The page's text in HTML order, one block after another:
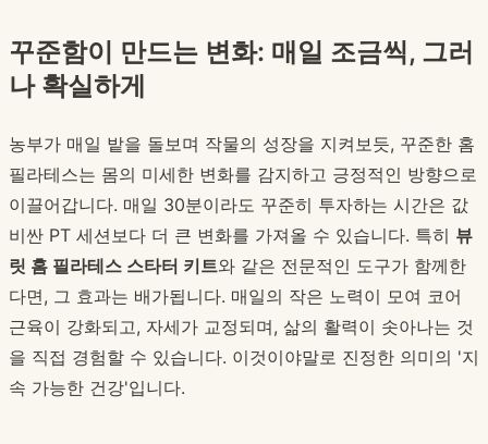
꾸준함이 만드는 변화: 매일 조금씩, 그러
나 확실하게
농부가 매일 밭을 돌보며 작물의 성장을 지켜보듯, 꾸준한 홈
필라테스는 몸의 미세한 변화를 감지하고 긍정적인 방향으로
이끌어갑니다. 매일 30분이라도 꾸준히 투자하는 시간은 값
비싼 PT 세션보다 더 큰 변화를 가져올 수 있습니다. 특히 뷰
릿 홈 필라테스 스타터 키트와 같은 전문적인 도구가 함께한
다면, 그 효과는 배가됩니다. 매일의 작은 노력이 모여 코어
근육이 강화되고, 자세가 교정되며, 삶의 활력이 솟아나는 것
을 직접 경험할 수 있습니다. 이것이야말로 진정한 의미의 '지
속 가능한 건강'입니다.